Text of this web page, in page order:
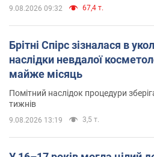
9.08.2026 09:32 67,4 т.
Брітні Спірс зізналася в
наслідки невдалої
майже місяць
Помітний наслідок процедури
тижнів
9.08.2026 13:19 3,5 т.